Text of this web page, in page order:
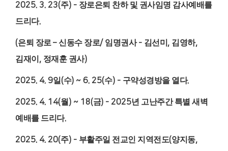
2025. 3. 23(주) - 장로은퇴 찬하 및 권사임명 감사예배를
드리다.
(은퇴 장로 –신동수 장로/ 임명권사- 김선미 , 김영하,
김재이 , 정재훈 권사)
2025. 4. 9일(수) ~ 6. 25(수) - 구약성경방을 열다.
2025. 4. 14(월 ) ~ 18(금) - 2025년 고난주간 특별 새벽
예배를 드리다.
2025. 4. 20(주) - 부활주일 전교인 지역전도(양지동,